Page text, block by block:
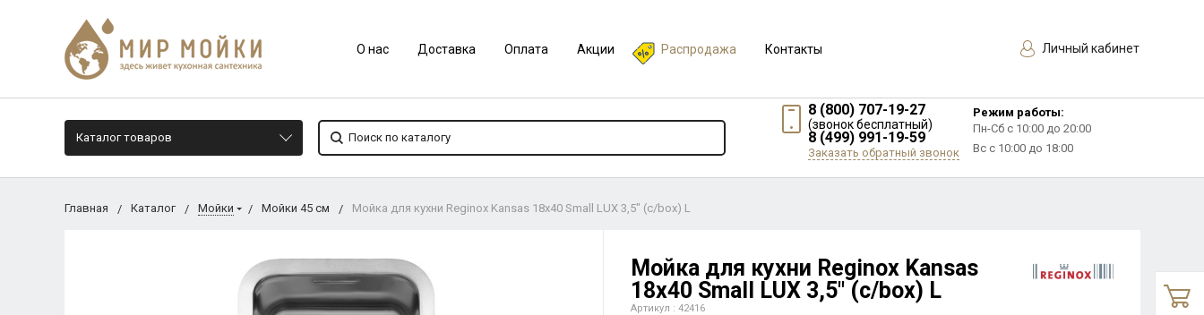
О нас Доставка Оплата Акции Распродажа Контакты Личный кабинет
Каталог товаров
8 (800) 707-19-27
(звонок бесплатный)
8 (499) 991-19-59
Заказать обратный звонок
Режим работы:
Пн-Сб с 10:00 до 20:00
Вс с 10:00 до 18:00
Главная Каталог Мойки Мойки 45 см Мойка для кухни Reginox Kansas 18x40 Small LUX 3,5" (c/box) L
Мойка для кухни Reginox Kansas
18x40 Small LUX 3,5" (c/box) L
Артикул : 42416